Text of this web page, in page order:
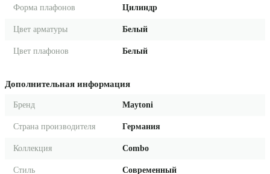
Форма плафонов Цилиндр
Цвет арматуры Белый
Цвет плафонов Белый
Дополнительная информация
Бренд Maytoni
Страна производителя Германия
Коллекция Combo
Стиль Современный